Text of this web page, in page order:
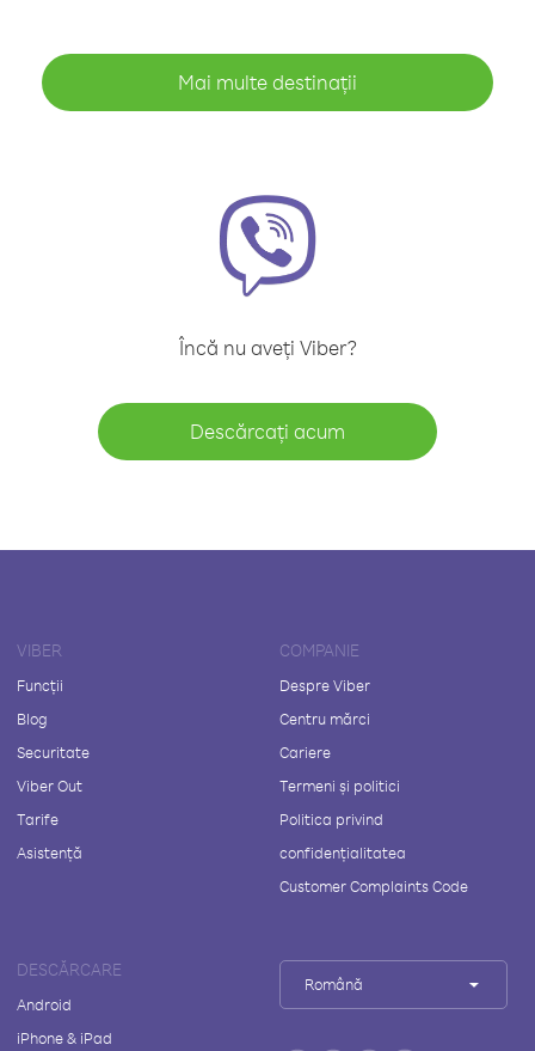
Mai multe destinații
Încă nu aveți Viber?
Descărcați acum
VIBER
Funcții
Blog
Securitate
Viber Out
Tarife
Asistență
COMPANIE
Despre Viber
Centru mărci
Cariere
Termeni și politici
Politica privind
confidențialitatea
Customer Complaints Code
DESCĂRCARE
Android
iPhone & iPad
Română